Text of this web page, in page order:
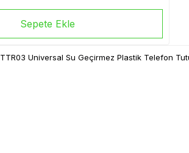
Sepete Ekle